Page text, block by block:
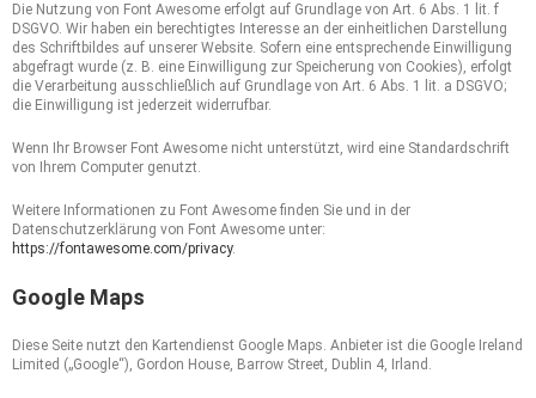
Die Nutzung von Font Awesome erfolgt auf Grundlage von Art. 6 Abs. 1 lit. f
DSGVO. Wir haben ein berechtigtes Interesse an der einheitlichen Darstellung
des Schriftbildes auf unserer Website. Sofern eine entsprechende Einwilligung
abgefragt wurde (z. B. eine Einwilligung zur Speicherung von Cookies), erfolgt
die Verarbeitung ausschließlich auf Grundlage von Art. 6 Abs. 1 lit. a DSGVO;
die Einwilligung ist jederzeit widerrufbar.
Wenn Ihr Browser Font Awesome nicht unterstützt, wird eine Standardschrift
von Ihrem Computer genutzt.
Weitere Informationen zu Font Awesome finden Sie und in der
Datenschutzerklärung von Font Awesome unter:
https://fontawesome.com/privacy.
Google Maps
Diese Seite nutzt den Kartendienst Google Maps. Anbieter ist die Google Ireland
Limited („Google“), Gordon House, Barrow Street, Dublin 4, Irland.